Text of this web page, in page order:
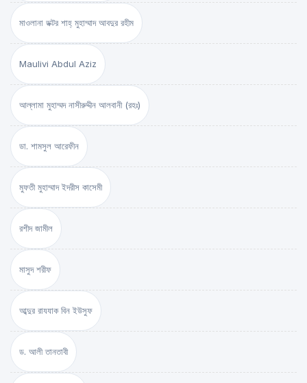
মাওলানা ডক্টর শাহ্‌ মুহাম্মাদ আবদুর রহীম
Maulivi Abdul Aziz
আল্লামা মুহাম্মদ নাসীরুদ্দীন আলবানী (রহঃ)
ডা. শামসুল আরেফীন
মুফতী মুহাম্মাদ ইদরীস কাসেমী
রশীদ জামীল
মাসুদ শরীফ
আব্দুর রাযযাক বিন ইউসুফ
ড. আলী তানতাবী